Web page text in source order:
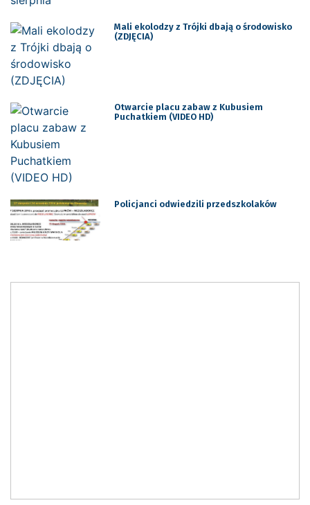
Mali ekolodzy z Trójki dbają o środowisko
(ZDJĘCIA)
Otwarcie placu zabaw z Kubusiem
Puchatkiem (VIDEO HD)
Policjanci odwiedzili przedszkolaków